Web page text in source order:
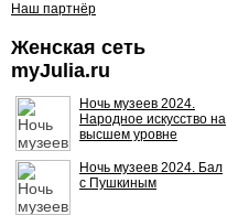
Наш партнёр
Женская сеть
myJulia.ru
Ночь музеев 2024.
Народное искусство на
высшем уровне
Ночь музеев 2024. Бал
с Пушкиным